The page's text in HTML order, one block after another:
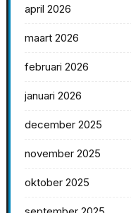
april 2026
maart 2026
februari 2026
januari 2026
december 2025
november 2025
oktober 2025